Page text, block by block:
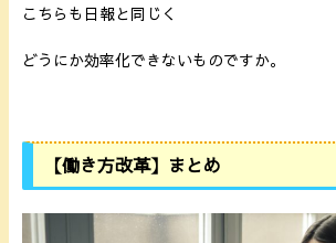
こちらも日報と同じく
どうにか効率化できないものですか。
【働き方改革】まとめ